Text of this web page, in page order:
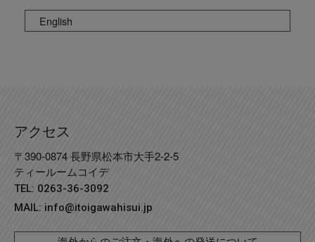
English
アクセス
〒390-0874 長野県松本市大手2-2-5
ティールームコイデ
TEL: 0263-36-3092
MAIL: info@itoigawahisui.jp